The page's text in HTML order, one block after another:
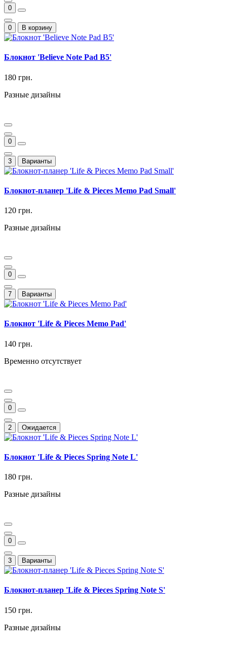
0
0 В корзину
Блокнот 'Believe Note Pad B5'
180 грн.
Разные дизайны
0
3 Варианты
Блокнот-планер 'Life & Pieces Memo Pad Small'
120 грн.
Разные дизайны
0
7 Варианты
Блокнот 'Life & Pieces Memo Pad'
140 грн.
Временно отсутствует
0
2 Ожидается
Блокнот 'Life & Pieces Spring Note L'
180 грн.
Разные дизайны
0
3 Варианты
Блокнот-планер 'Life & Pieces Spring Note S'
150 грн.
Разные дизайны